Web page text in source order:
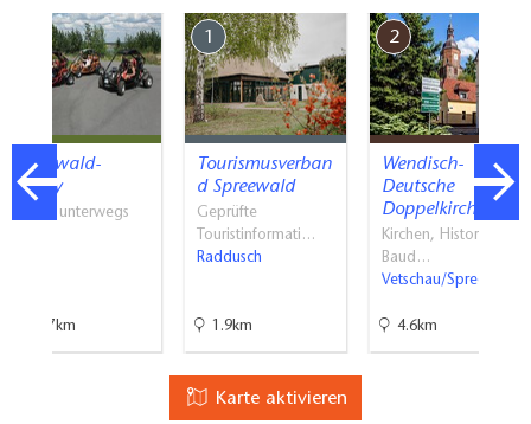
Spreewald-
Buggy
Mit PS unterwegs
10.7km
1
Tourismusverban
d Spreewald
Geprüfte
Touristinformati…
Raddusch
1.9km
2
Wendisch-
Deutsche
Doppelkirche
Kirchen, Historische
Baud…
Vetschau/Spreewald
4.6km
Karte aktivieren